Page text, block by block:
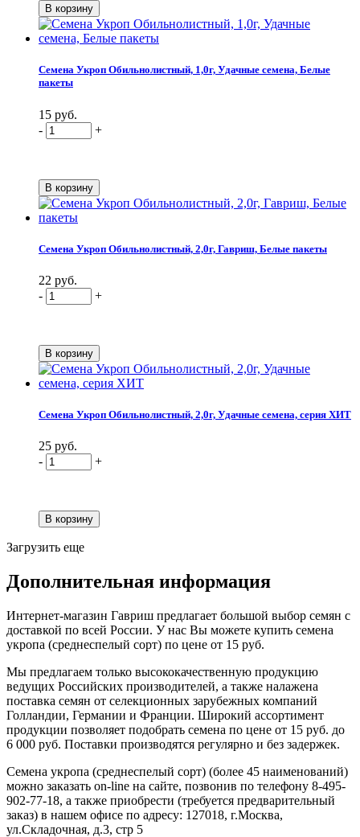
Семена Укроп Обильнолистный, 1,0г, Удачные семена, Белые
пакеты
15 руб.
-
+
Семена Укроп Обильнолистный, 2,0г, Гавриш, Белые пакеты
22 руб.
-
+
Семена Укроп Обильнолистный, 2,0г, Удачные семена, серия ХИТ
25 руб.
-
+
Загрузить еще
Дополнительная информация
Интернет-магазин Гавриш предлагает большой выбор семян с
доставкой по всей России. У нас Вы можете купить семена
укропа (среднеспелый сорт) по цене от 15 руб.
Мы предлагаем только высококачественную продукцию
ведущих Российских производителей, а также налажена
поставка семян от селекционных зарубежных компаний
Голландии, Германии и Франции. Широкий ассортимент
продукции позволяет подобрать семена по цене от 15 руб. до
6 000 руб. Поставки производятся регулярно и без задержек.
Семена укропа (среднеспелый сорт) (более 45 наименований)
можно заказать on-line на сайте, позвонив по телефону 8-495-
902-77-18, а также приобрести (требуется предварительный
заказ) в нашем офисе по адресу: 127018, г.Москва,
ул.Складочная, д.3, стр 5